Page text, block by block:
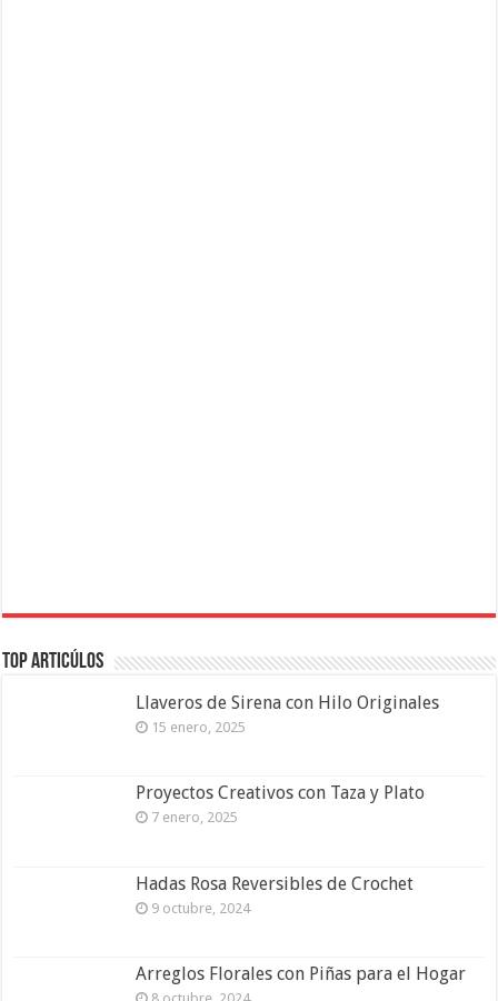
Top Articúlos
Llaveros de Sirena con Hilo Originales
15 enero, 2025
Proyectos Creativos con Taza y Plato
7 enero, 2025
Hadas Rosa Reversibles de Crochet
9 octubre, 2024
Arreglos Florales con Piñas para el Hogar